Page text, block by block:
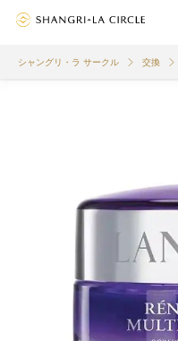
シャングリ・ラ サークル 交換